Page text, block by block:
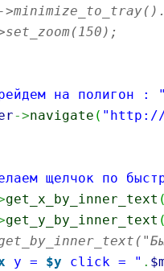
на полигон : "
->navigate ( "http://
щелчок по
get_x_by_inner_text (
get_y_by_inner_text (
y = $y click = " .